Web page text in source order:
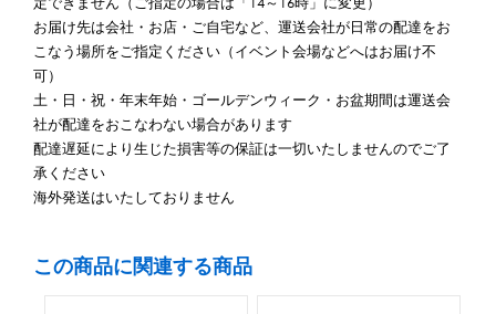
お届け先は会社・お店・ご自宅など、運送会社が日常の配達をお
こなう場所をご指定ください（イベント会場などへはお届け不
可）
土・日・祝・年末年始・ゴールデンウィーク・お盆期間は運送会
社が配達をおこなわない場合があります
配達遅延により生じた損害等の保証は一切いたしませんのでご了
承ください
海外発送はいたしておりません
この商品に関連する商品